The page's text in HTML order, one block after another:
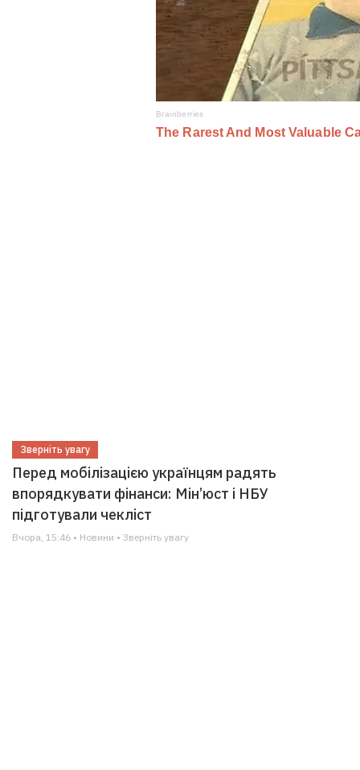
Зверніть увагу
Перед мобілізацією українцям радять
впорядкувати фінанси: Мін’юст і НБУ
підготували чекліст
Вчора, 15:46 • Новини • Зверніть увагу